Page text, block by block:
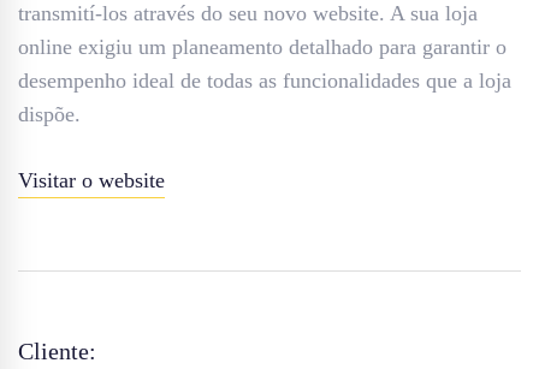
transmití-los através do seu novo website. A sua loja
online exigiu um planeamento detalhado para garantir o
desempenho ideal de todas as funcionalidades que a loja
dispõe.
Visitar o website
Cliente: